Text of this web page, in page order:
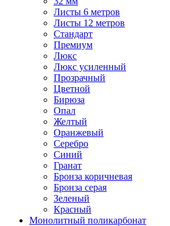
Листы 6 метров
Листы 12 метров
Стандарт
Премиум
Люкс
Люкс усиленный
Прозрачный
Цветной
Бирюза
Опал
Желтый
Оранжевый
Серебро
Синий
Гранат
Бронза коричневая
Бронза серая
Зеленый
Красный
Монолитный поликарбонат